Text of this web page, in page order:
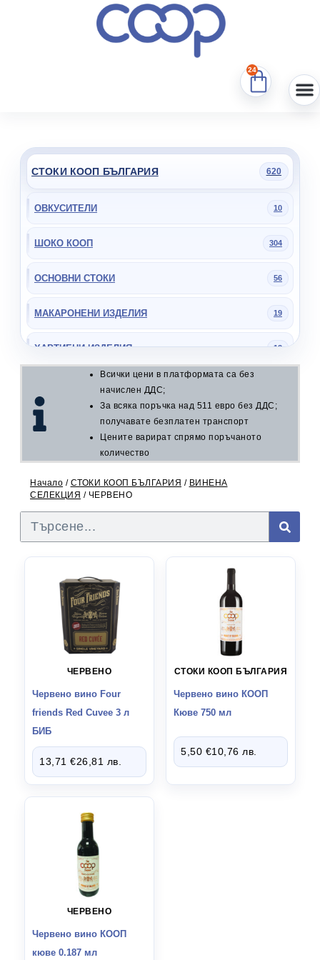
24
СТОКИ КООП БЪЛГАРИЯ 620
ОВКУСИТЕЛИ 10
ШОКО КООП 304
ОСНОВНИ СТОКИ 56
МАКАРОНЕНИ ИЗДЕЛИЯ 19
ХАРТИЕНИ ИЗДЕЛИЯ 13
КОНСЕРВИ
МИНЕРАЛНА ВОДА
ЧАЙ
ВИНЕНА СЕЛЕКЦИЯ 9
БЯЛО 3
ЧЕРВЕНО
ДОМАШНИ ПОТРЕБИ
ДРУГИ СТОКИ
СТОКИ ВНОС ИСПАНИЯ
Всички цени в платформата са без
начислен ДДС;
За всяка поръчка над 511 евро без ДДС;
получавате безплатен транспорт
Цените варират спрямо поръчаното
количество
Начало / СТОКИ КООП БЪЛГАРИЯ / ВИНЕНА
СЕЛЕКЦИЯ / ЧЕРВЕНО
ЧЕРВЕНО
Червено вино Four
friends Red Cuvee 3 л
БИБ
13,71 €26,81 лв.
СТОКИ КООП БЪЛГАРИЯ
Червено вино КООП
Кюве 750 мл
5,50 €10,76 лв.
ЧЕРВЕНО
Червено вино КООП
кюве 0.187 мл